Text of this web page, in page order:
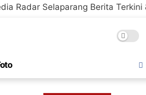
Berita Terkini & Berimbang